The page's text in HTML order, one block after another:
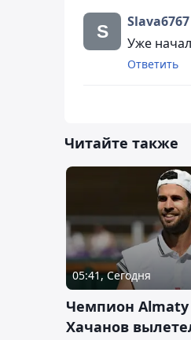
Slava6767
Уже
Ответить
Читайте также
05:41, Сегодня
Чемпион Almaty
Хачанов